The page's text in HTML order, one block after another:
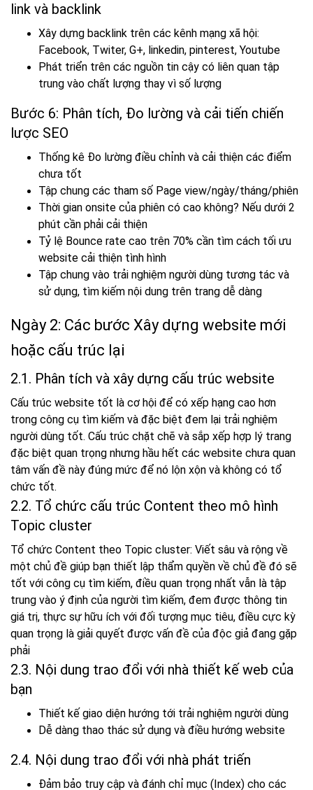
link và backlink
Xây dựng backlink trên các kênh mạng xã hội:
Facebook, Twiter, G+, linkedin, pinterest, Youtube
Phát triển trên các nguồn tin cậy có liên quan tập
trung vào chất lượng thay vì số lượng
Bước 6: Phân tích, Đo lường và cải tiến chiến
lược SEO
Thống kê Đo lường điều chỉnh và cải thiện các điểm
chưa tốt
Tập chung các tham số Page view/ngày/tháng/phiên
Thời gian onsite của phiên có cao không? Nếu dưới 2
phút cần phải cải thiện
Tỷ lệ Bounce rate cao trên 70% cần tìm cách tối ưu
website cải thiện tình hình
Tập chung vào trải nghiệm người dùng tương tác và
sử dụng, tìm kiếm nội dung trên trang dễ dàng
Ngày 2: Các bước Xây dựng website mới
hoặc cấu trúc lại
2.1. Phân tích và xây dựng cấu trúc website
Cấu trúc website tốt là cơ hội để có xếp hạng cao hơn
trong công cụ tìm kiếm và đặc biệt đem lại trải nghiệm
người dùng tốt. Cấu trúc chặt chẽ và sắp xếp hợp lý trang
đặc biệt quan trọng nhưng hầu hết các website chưa quan
tâm vấn đề này đúng mức để nó lộn xộn và không có tổ
chức tốt.
2.2. Tổ chức cấu trúc Content theo mô hình
Topic cluster
Tổ chức Content theo Topic cluster: Viết sâu và rộng về
một chủ đề giúp bạn thiết lập thẩm quyền về chủ đề đó sẽ
tốt với công cụ tìm kiếm, điều quan trọng nhất vẫn là tập
trung vào ý định của người tìm kiếm, đem được thông tin
giá trị, thực sự hữu ích với đối tượng mục tiêu, điều cực kỳ
quan trọng là giải quyết được vấn đề của độc giả đang gặp
phải
2.3. Nội dung trao đổi với nhà thiết kế web của
bạn
Thiết kế giao diện hướng tới trải nghiệm người dùng
Dễ dàng thao thác sử dụng và điều hướng website
2.4. Nội dung trao đổi với nhà phát triến
Đảm bảo truy cập và đánh chỉ mục (Index) cho các